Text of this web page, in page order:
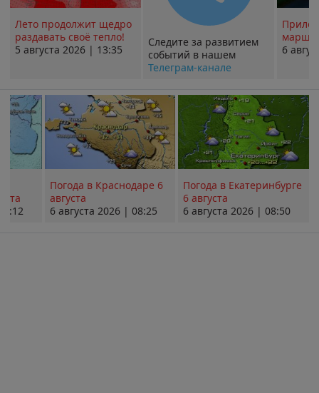
Лето продолжит щедро
раздавать своё тепло!
5 августа 2026 | 13:35
Следите за развитием
событий в нашем
Телеграм-канале
6
Погода в Краснодаре 6
августа
6 августа 2026 | 08:25
Погода в Екатеринбурге
6 августа
6 августа 2026 | 08:50